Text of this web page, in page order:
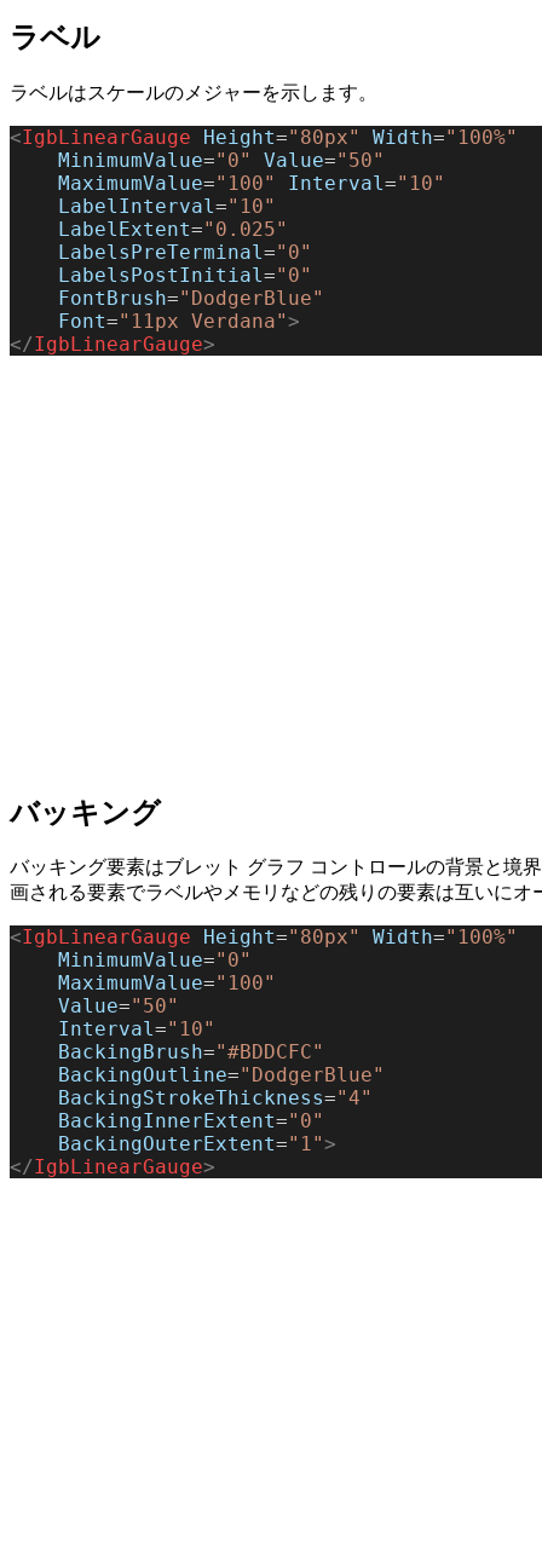
ラベル
ラベルはスケールのメジャーを示します。
<IgbLinearGauge Height="80px" Width="100%"
    MinimumValue
="0" Value="50"
    MaximumValue
="100" Interval ="10"
    LabelInterval
="10"
    LabelExtent
="0.025"
    LabelsPreTerminal
="0"
    LabelsPostInitial
="0"
    FontBrush
="DodgerBlue"
    Font
="11px Verdana">
</IgbLinearGauge>
バッキング
バッキング要素はブレット グラフ コントロールの背景と境
画される要素でラベルやメモリなどの残りの要素は互いにオ
<IgbLinearGauge Height="80px" Width="100%"
    MinimumValue
="0"
    MaximumValue
="100"
    Value
="50"
    Interval
="10"
    BackingBrush
="#BDDCFC"
    BackingOutline
="DodgerBlue"
    BackingStrokeThickness
="4"
    BackingInnerExtent
="0"
    BackingOuterExtent
="1">
</IgbLinearGauge>